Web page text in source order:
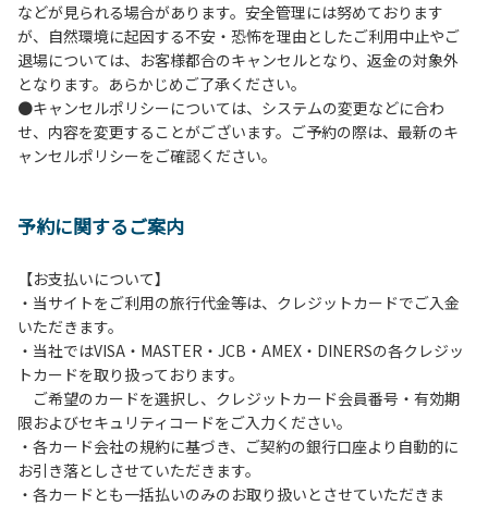
用済みの炭は専用の捨て場に捨てられます。）
10.施設内および駐車場などで起きた金品等の盗難、ご利用
者間でのトラブルで生じた損害に対しては、一切の責任を負
いかねます。
11.施設の利用については管理人の指示に従ってください。従
わない場合は退場していただき、今後の利用をお断りする場
合があります。
などが見られる場合があります。安全管理には努めております
が、自然環境に起因する不安・恐怖を理由としたご利用中止やご
退場については、お客様都合のキャンセルとなり、返金の対象外
となります。あらかじめご了承ください。
●キャンセルポリシーについては、システムの変更などに合わ
せ、内容を変更することがございます。ご予約の際は、最新のキ
ャンセルポリシーをご確認ください。
予約に関するご案内
【お支払いについて】
・当サイトをご利用の旅行代金等は、クレジットカードでご入金
いただきます。
・当社ではVISA・MASTER・JCB・AMEX・DINERSの各クレジッ
トカードを取り扱っております。
ご希望のカードを選択し、クレジットカード会員番号・有効期
限およびセキュリティコードをご入力ください。
・各カード会社の規約に基づき、ご契約の銀行口座より自動的に
お引き落としさせていただきます。
・各カードとも一括払いのみのお取り扱いとさせていただきま